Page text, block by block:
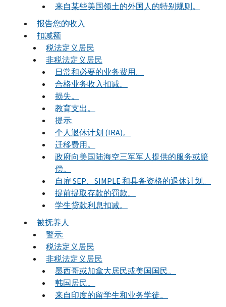
来自某些美国领土的外国人的特别规则。
报告您的收入
扣减额
税法定义居民
非税法定义居民
日常和必要的业务费用。
合格业务收入扣减。
损失。
教育支出。
提示:
个人退休计划 (IRA)。
迁移费用。
政府向美国陆海空三军军人提供的服务或赔
偿。
自雇 SEP、SIMPLE 和具备资格的退休计划。
提前提取存款的罚款。
学生贷款利息扣减。
被抚养人
警示:
税法定义居民
非税法定义居民
墨西哥或加拿大居民或美国国民。
韩国居民。
来自印度的留学生和业务学徒。